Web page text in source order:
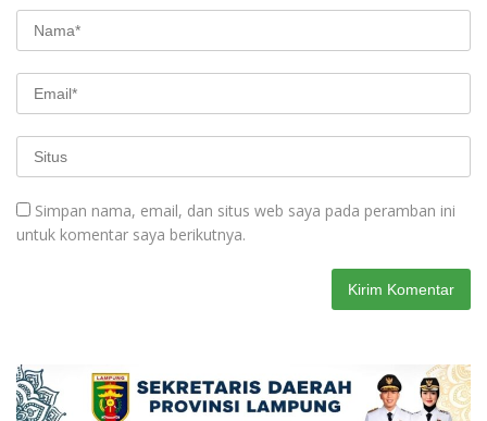
Simpan nama, email, dan situs web saya pada peramban ini
untuk komentar saya berikutnya.